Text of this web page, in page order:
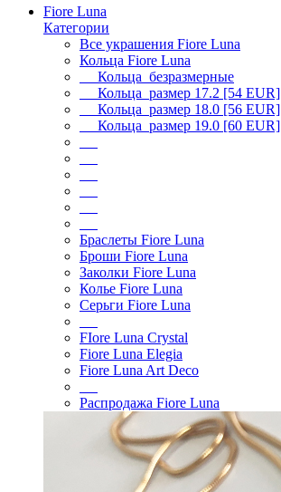
Fiore Luna
Категории
Все украшения Fiore Luna
Кольца Fiore Luna
Кольца безразмерные
Кольца размер 17.2 [54 EUR]
Кольца размер 18.0 [56 EUR]
Кольца размер 19.0 [60 EUR]
Браслеты Fiore Luna
Броши Fiore Luna
Заколки Fiore Luna
Колье Fiore Luna
Серьги Fiore Luna
FIore Luna Crystal
Fiore Luna Elegia
Fiore Luna Art Deco
Распродажа Fiore Luna